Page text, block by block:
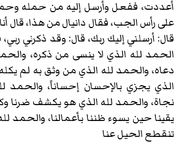
أعددت، ففعل وأرسل إليه من حمله
على رأس الجب، فقال دانيال من هذا، قال
قال: أرسلني إليك ربك، قال: وقد ذكرني
الحمد لله الذي لا ينسى من ذكره،
دعاه، والحمد لله الذي من وثق به لم
الذي يجزي بالإحسان إحساناً، والحمد
نجاة، والحمد لله الذي هو يكشف ضرنا
يقينا حين يسوء ظننا بأعمالنا، والحمد
تنقطع الحيل عنا